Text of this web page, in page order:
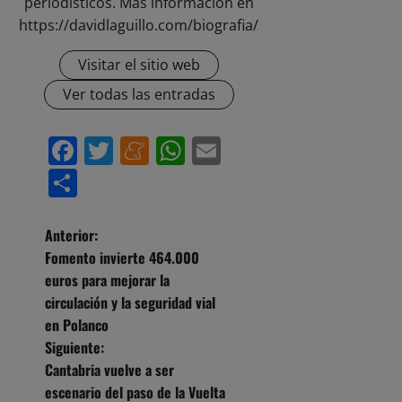
https://davidlaguillo.com/biografia/
Visitar el sitio web
Ver todas las entradas
Facebook
Twitter
Meneame
WhatsApp
N
a
v
e
g
Anterior:
Fomento invierte 464.000
euros para mejorar la
circulación y la seguridad vial
en Polanco
Siguiente:
Cantabria vuelve a ser
escenario del paso de la Vuelta